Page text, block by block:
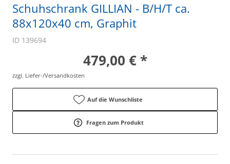
Schuhschrank GILLIAN - B/H/T ca.
88x120x40 cm, Graphit
ID 139694
479,00 € *
zzgl. Liefer-/Versandkosten
Auf die Wunschliste
Fragen zum Produkt